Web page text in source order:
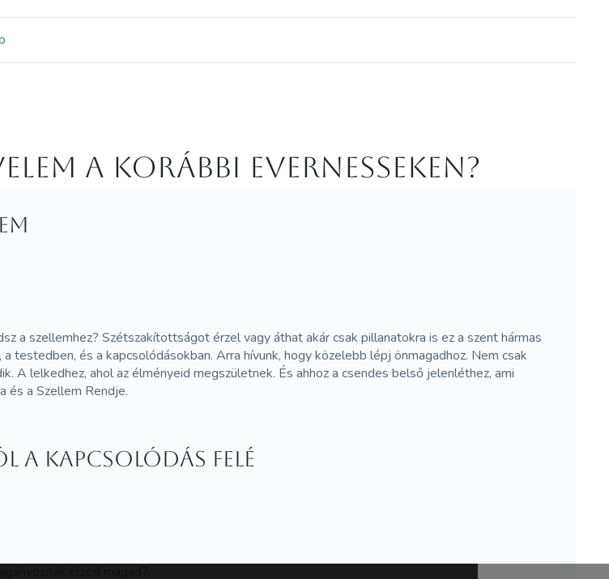
a korábbi Evernesseken?
a szellemhez? Szétszakítottságot érzel vagy áthat akár csak pillanatokra is ez a szent hármas
testedben, és a kapcsolódásokban. Arra hívunk, hogy közelebb lépj önmagadhoz. Nem csak
A lelkedhez, ahol az élményeid megszületnek. És ahhoz a csendes belső jelenléthez, ami
és a Szellem Rendje.
a kapcsolódás felé
érzed magad?